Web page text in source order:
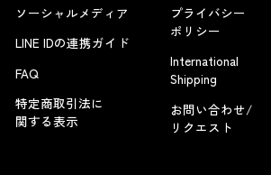
ソーシャルメディア
LINE IDの連携ガイド
FAQ
特定商取引法に
関する表示
プライバシー
ポリシー
International
Shipping
お問い合わせ/
リクエスト